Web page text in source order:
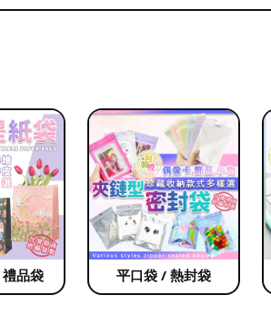
品袋 平口袋 / 熱封袋